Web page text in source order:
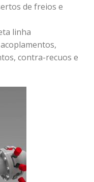
de freios e
linha
acoplamentos,
contra-recuos e